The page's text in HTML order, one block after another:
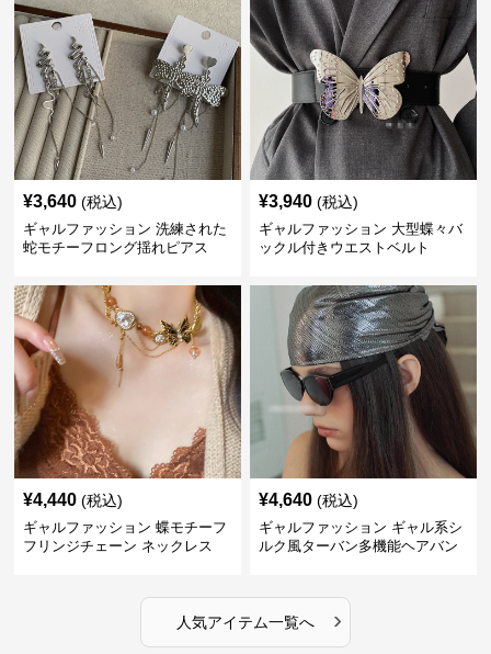
¥3,640 (税込)
ギャルファッション 洗練された
蛇モチーフロング揺れピアス
¥3,940 (税込)
ギャルファッション 大型蝶々バ
ックル付きウエストベルト
¥4,440 (税込)
ギャルファッション 蝶モチーフ
フリンジチェーン ネックレス
¥4,640 (税込)
ギャルファッション ギャル系シ
ルク風ターバン多機能ヘアバン
人気アイテム一覧へ ›